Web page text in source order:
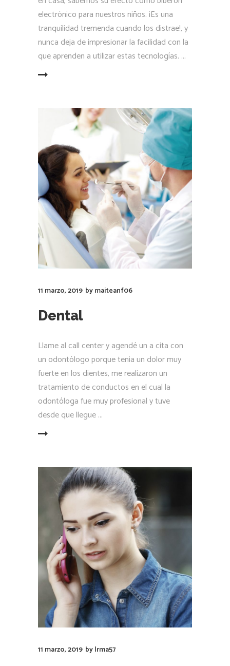
electrónico para nuestros niños. ¡Es una
tranquilidad tremenda cuando los distrae!, y
nunca deja de impresionar la facilidad con la
que aprenden a utilizar estas tecnologías.
11 marzo, 2019 bymaiteanf06
Dental
Llame al call center y agendé un a cita con
un odontólogo porque tenia un dolor muy
fuerte en los dientes, me realizaron un
tratamiento de conductos en el cual la
odontóloga fue muy profesional y tuve
desde que llegue
11 marzo, 2019 byIrma57